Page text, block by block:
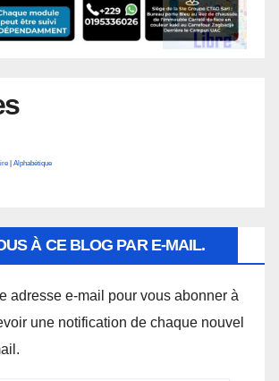
Alphabétique
À CE BLOG PAR E-MAIL.
adresse e-mail pour vous abonner à
une notification de chaque nouvel